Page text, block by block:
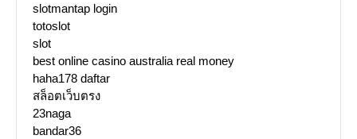
slotmantap login
totoslot
slot
best online casino australia real money
haha178 daftar
สล็อตเว็บตรง
23naga
bandar36